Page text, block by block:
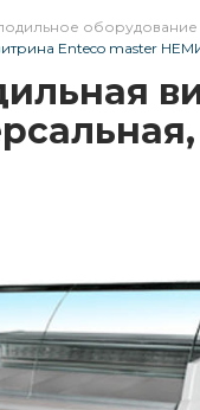
оборудование
Enteco master